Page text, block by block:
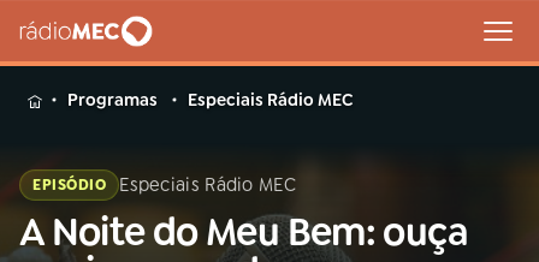
MENU
Buscar
na
Programas Especiais Rádio MEC
EPISÓDIO Especiais Rádio MEC
A Noite do Meu Bem: ouça